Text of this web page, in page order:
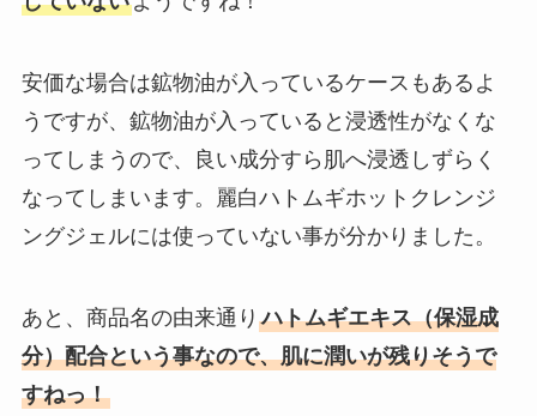
安価な場合は鉱物油が入っているケースもあるよ
うですが、鉱物油が入っていると浸透性がなくな
ってしまうので、良い成分すら肌へ浸透しずらく
なってしまいます。麗白ハトムギホットクレンジ
ングジェルには使っていない事が分かりました。
あと、商品名の由来通り ハトムギエキス（保湿成
分）配合という事なので、肌に潤いが残りそうで
すねっ！